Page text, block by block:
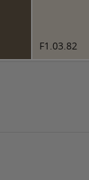
F1.03.82